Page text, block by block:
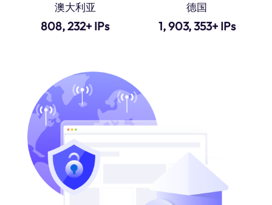
澳大利亚
808, 232+ IPs
德国
1, 903, 353+ IPs